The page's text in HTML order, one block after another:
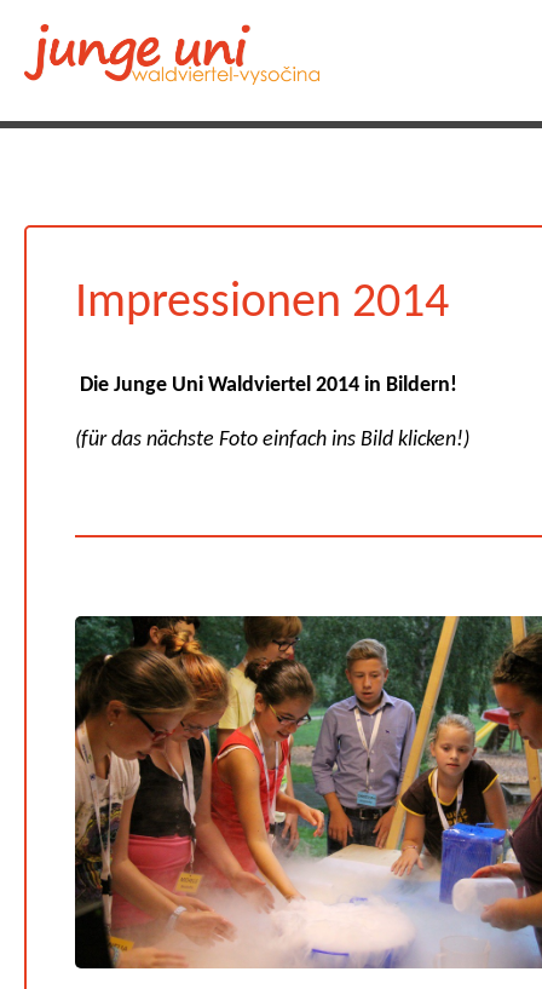
Impressionen 2014
Die Junge Uni Waldviertel 2014 in Bildern!
(für das nächste Foto einfach ins Bild klicken!)